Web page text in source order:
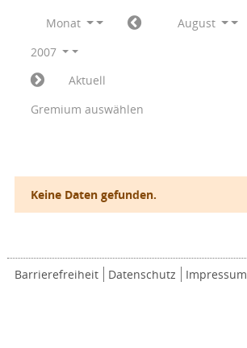
Monat
August
2007
Aktuell
Gremium auswählen
Keine Daten gefunden.
Barrierefreiheit Datenschutz Impressum